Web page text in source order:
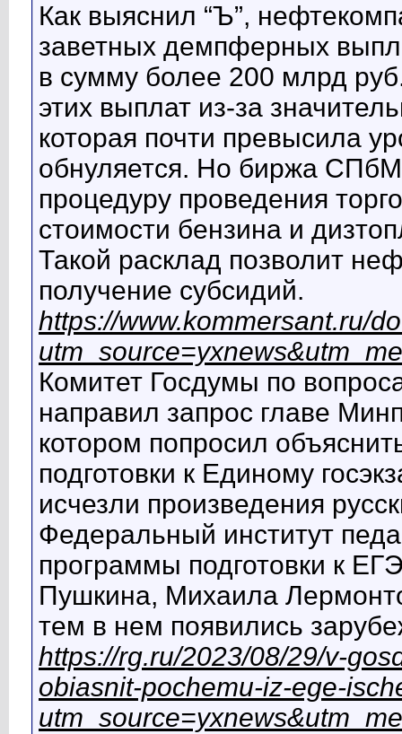
Как выяснил “Ъ”,
заветных демпферных
в сумму более 200 млрд
этих выплат из-за
которая почти превысила
обнуляется. Но биржа
процедуру проведения
стоимости бензина и
Такой расклад позволит
получение субсидий.
https://www.kommersant.ru/
Комитет Госдумы по
направил запрос главе
котором попросил
подготовки к Единому
исчезли произведения
Федеральный институт
программы подготовки к
Пушкина, Михаила
тем в нем появились
https://rg.ru/2023/08/29/v-
obiasnit-pochemu-iz-ege-